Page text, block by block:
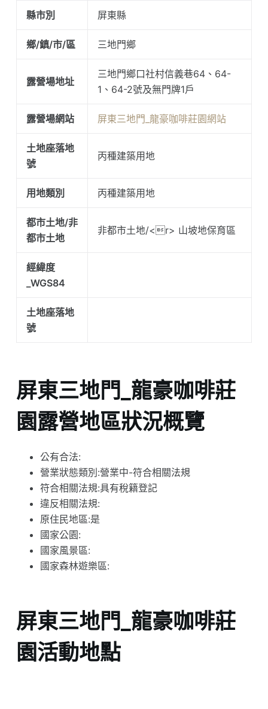
縣市別 屏東縣
鄉/鎮/市/區 三地門鄉
露營場地址
三地門鄉口社村信義巷64、64-
1、64-2號及無門牌1戶
露營場網站 屏東三地門_龍豪咖啡莊園網站
土地座落地
號
丙種建築用地
用地類別 丙種建築用地
都市土地/非
都市土地
非都市土地/<r> 山坡地保育區
經緯度
_WGS84
土地座落地
號
屏東三地門_龍豪咖啡莊
園露營地區狀況概覽
公有合法:
營業狀態類別:營業中-符合相關法規
符合相關法規:具有稅籍登記
違反相關法規:
原住民地區:是
國家公園:
國家風景區:
國家森林遊樂區:
屏東三地門_龍豪咖啡莊
園活動地點